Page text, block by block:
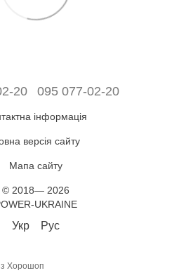
20 095 077-02-20
інформація
версія сайту
Мапа сайту
© 2018— 2026
UKRAINE
Укр Рус
з Хорошоп